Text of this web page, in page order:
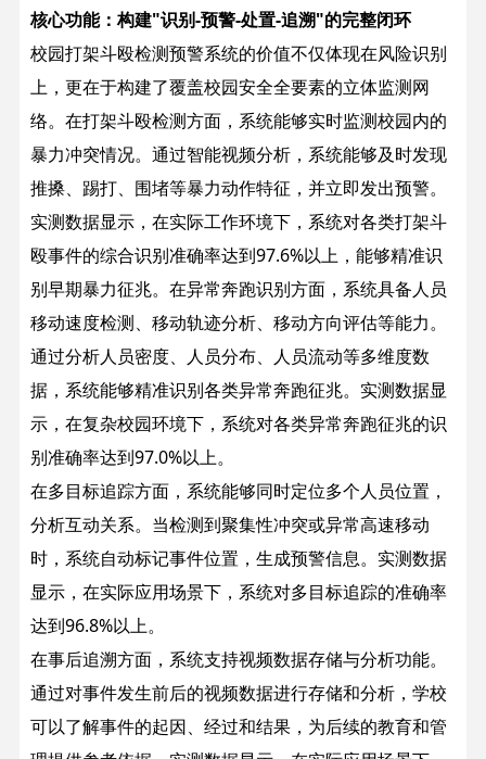
核心功能：构建"识别-预警-处置-追溯"的完整闭环
校园打架斗殴检测预警系统的价值不仅体现在风险识别
上，更在于构建了覆盖校园安全全要素的立体监测网
络。 在打架斗殴检测方面，系统能够实时监测校园内的
暴力冲突情况。通过智能视频分析，系统能够及时发现
推搡、踢打、围堵等暴力动作特征，并立即发出预警。
实测数据显示，在实际工作环境下，系统对各类打架斗
殴事件的综合识别准确率达到97.6%以上，能够精准识
别早期暴力征兆。 在异常奔跑识别方面，系统具备人员
移动速度检测、移动轨迹分析、移动方向评估等能力。
通过分析人员密度、人员分布、人员流动等多维度数
据，系统能够精准识别各类异常奔跑征兆。实测数据显
示，在复杂校园环境下，系统对各类异常奔跑征兆的识
别准确率达到97.0%以上。
在多目标追踪方面，系统能够同时定位多个人员位置，
分析互动关系。当检测到聚集性冲突或异常高速移动
时，系统自动标记事件位置，生成预警信息。实测数据
显示，在实际应用场景下，系统对多目标追踪的准确率
达到96.8%以上。
在事后追溯方面，系统支持视频数据存储与分析功能。
通过对事件发生前后的视频数据进行存储和分析，学校
可以了解事件的起因、经过和结果，为后续的教育和管